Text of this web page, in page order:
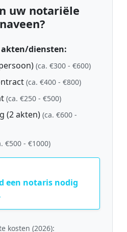
uw notariële
akten/diensten:
(ca. €300 - €600)
(ca. €400 - €800)
(ca. €250 - €500)
(2 akten) (ca. €600 -
€500 - €1000)
een notaris nodig
kosten (2026):